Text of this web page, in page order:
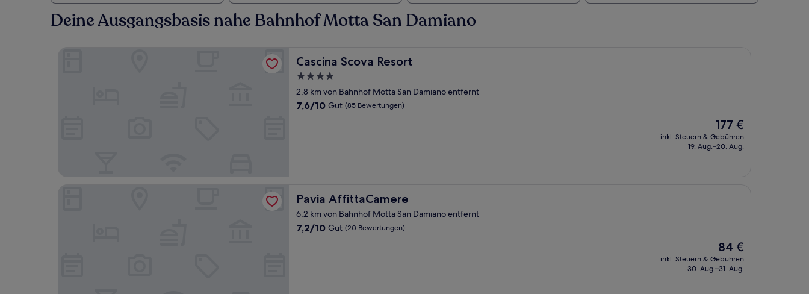
Deine Ausgangsbasis nahe Bahnhof Motta San Damiano
Cascina Scova Resort
Cascina Scova Resort
4.0-
Sterne-
Unterkunft
2,8 km von Bahnhof Motta San Damiano entfernt
7.6
7,6/10 Gut (85 Bewertungen)
Der
Preis
beträgt
177 €
inkl. Steuern & Gebühren
19. Aug.–20. Aug.
Pavia AffittaCamere
Pavia AffittaCamere
6,2 km von Bahnhof Motta San Damiano entfernt
7.2
7,2/10 Gut (20 Bewertungen)
Der
Preis
beträgt
84 €
inkl. Steuern & Gebühren
30. Aug.–31. Aug.